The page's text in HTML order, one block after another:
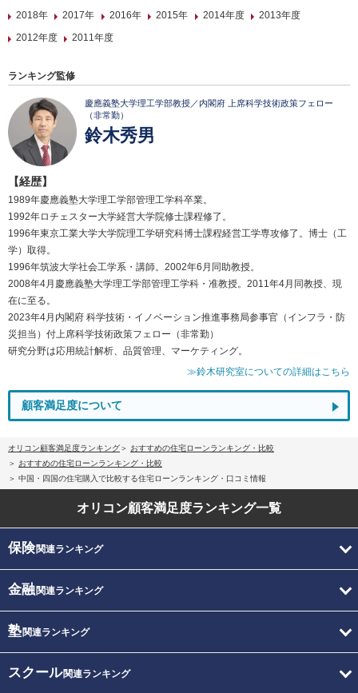
2018年
2017年 2016年 2015年 2014年度
2013年度
2012年度
2011年度
ランキング監修
慶應義塾大学理工学部教授／内閣府 上席科学技術政策フェロー
（非常勤）
鈴木秀男
【経歴】
1989年慶應義塾大学理工学部管理工学科卒業。
1992年ロチェスター大学経営大学院修士課程修了。
1996年東京工業大学大学院理工学研究科博士課程経営工学専攻修了。博士（工
学）取得。
1996年筑波大学社会工学系・講師。2002年6月同助教授。
2008年4月慶應義塾大学理工学部管理工学科・准教授。2011年4月同教授、現
在に至る。
2023年4月内閣府 科学技術・イノベーション推進事務局参事官（インフラ・防
災担当）付上席科学技術政策フェロー（非常勤）
研究分野は応用統計解析、品質管理、マーケティング。
≫鈴木研究室についての詳細はこちら
顧客満足度について
オリコン顧客満足度ランキング
おすすめの住宅ローンランキング・比較
おすすめの住宅ローンランキング・比較
中国・四国の住宅購入で比較する住宅ローンランキング・口コミ情報
オリコン顧客満足度ランキング一覧
保険関連ランキング
金融関連ランキング
塾関連ランキング
スクール関連ランキング